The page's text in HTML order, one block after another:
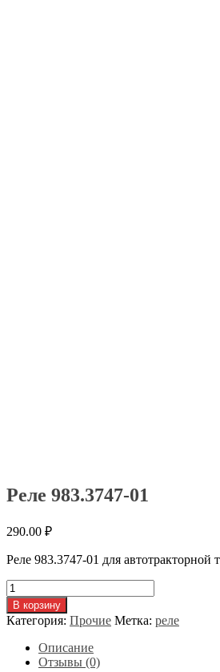
Реле 983.3747-01
290.00 ₽
Реле 983.3747-01 для автотракторной
Количество
товара
Реле
983.3747-
В корзину
Категория: Прочие Метка: реле
Описание
Отзывы (0)